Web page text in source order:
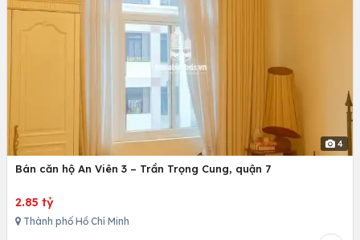
4
Bán căn hộ An Viên 3 – Trần Trọng Cung, quận 7
2.85 tỷ
Thành phố Hồ Chí Minh